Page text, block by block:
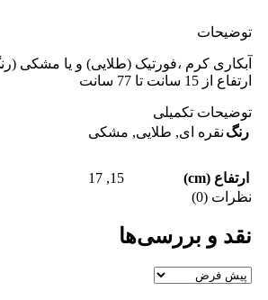
توضیحات
آبکاری کرم ،فورتیک (طلایی) و یا مشکی
ارتفاع از 15 سانت تا 77 سانت
توضیحات تکمیلی
رنگ نقره ای, طلایی, مشکی
ارتفاع (cm) 15
,
17
نظرات (0)
نقد و بررسی‌ها